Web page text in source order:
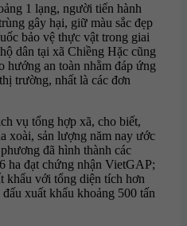
1 lạng, người tiến hành
gây hại, giữ màu sắc đẹp
bảo vệ thực vật trong giai
dân tại xã Chiềng Hặc cũng
hướng an toàn nhằm đáp ứng
trường, nhất là các đơn
vụ tổng hợp xã, cho biết,
xoài, sản lượng năm nay ước
đã hình thành các
ha đạt chứng nhận VietGAP;
khẩu với tổng diện tích hơn
xuất khẩu khoảng 500 tấn